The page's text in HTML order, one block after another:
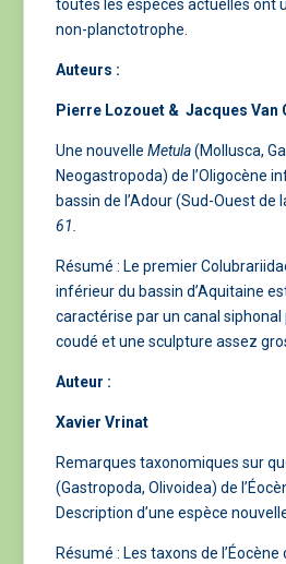
toutes les espèces actuelles ont
non-planctotrophe.
Auteurs :
Pierre Lozouet & Jacques Van
Une nouvelleMetula(Mollusca,
Neogastropoda) de l’Oligocène
bassin de l’Adour (Sud-Ouest de
61.
Résumé : Le premier
inférieur du bassin d’Aquitaine
caractérise par un canal
coudé et une sculpture assez
Auteur :
Xavier Vrinat
Remarques taxonomiques sur
(Gastropoda, Olivoidea) de
Description d’une espèce
Résumé : Les taxons de